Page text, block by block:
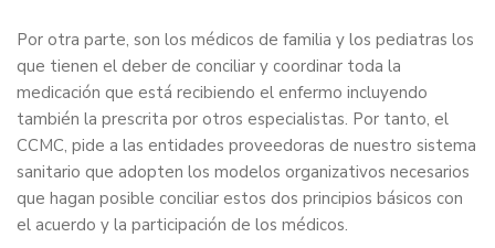
Por otra parte, son los médicos de familia y los pediatras los
que tienen el deber de conciliar y coordinar toda la
medicación que está recibiendo el enfermo incluyendo
también la prescrita por otros especialistas. Por tanto, el
CCMC, pide a las entidades proveedoras de nuestro sistema
sanitario que adopten los modelos organizativos necesarios
que hagan posible conciliar estos dos principios básicos con
el acuerdo y la participación de los médicos.